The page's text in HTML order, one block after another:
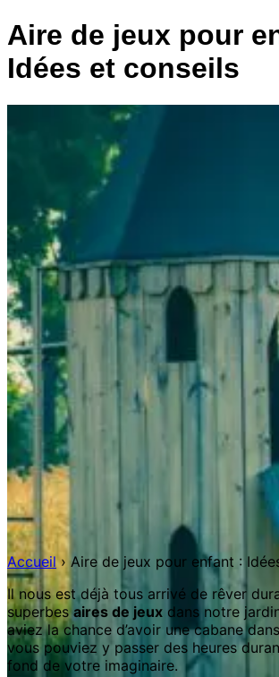
Aire de jeux pour
Idées et conseils
Accueil› Aire de jeux pour enfant :
Il nous est déjà tous arrivé de rêver
superbesaires de jeux dans notre
aviez la chance d’avoir une cabane
vous pouviez y passer des heures
fond de votre imaginaire.